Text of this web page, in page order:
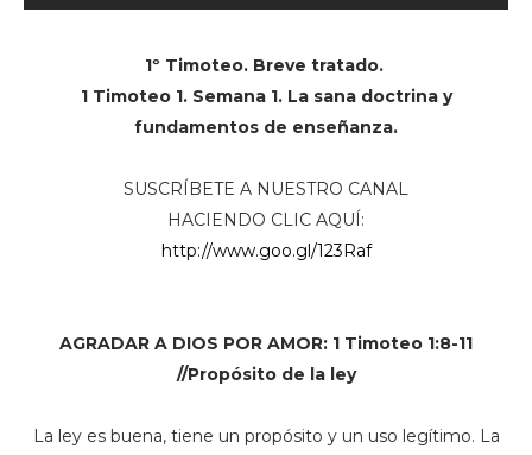
1º Timoteo. Breve tratado.
1 Timoteo 1. Semana 1. La sana doctrina y
fundamentos de enseñanza.
SUSCRÍBETE A NUESTRO CANAL
HACIENDO CLIC AQUÍ:
http://www.goo.gl/123Raf
AGRADAR A DIOS POR AMOR: 1 Timoteo 1:8-11
//Propósito de la ley
La ley es buena, tiene un propósito y un uso legítimo. La